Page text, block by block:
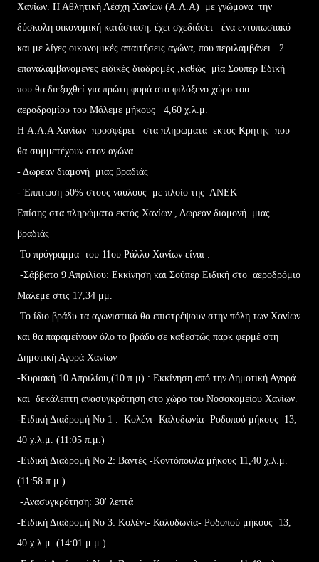
Χανίων. Η Αθλητική Λέσχη Χανίων (Α.Λ.Α) με γνώμονα την
δύσκολη οικονομική κατάσταση, έχει σχεδιάσει ένα εντυπωσιακό
και με λίγες οικονομικές απαιτήσεις αγώνα, που περιλαμβάνει 2
επαναλαμβανόμενες ειδικές διαδρομές ,καθώς μία Σούπερ Εδική
που θα διεξαχθεί για πρώτη φορά στο φιλόξενο χώρο του
αεροδρομίου του Μάλεμε μήκους 4,60 χ.λ.μ.
Η A.Λ.Α Χανίων προσφέρει στα πληρώματα εκτός Κρήτης που
θα συμμετέχουν στον αγώνα.
- Δωρεαν διαμονή μιας βραδιάς
- Έππτωση 50% στους ναύλους με πλοίο της ΑΝΕΚ
Επίσης στα πληρώματα εκτός Χανίων , Δωρεαν διαμονή μιας
βραδιάς
Το πρόγραμμα του 11ου Ράλλυ Χανίων είναι :
-Σάββατο 9 Απριλίου: Εκκίνηση και Σούπερ Ειδική στο αεροδρόμιο
Μάλεμε στις 17,34 μμ.
Το ίδιο βράδυ τα αγωνιστικά θα επιστρέψουν στην πόλη των Χανίων
και θα παραμείνουν όλο το βράδυ σε καθεστώς παρκ φερμέ στη
Δημοτική Αγορά Χανίων
-Κυριακή 10 Απριλίου,(10 π.μ) : Εκκίνηση από την Δημοτική Αγορά
και δεκάλεπτη ανασυγκρότηση στο χώρο του Νοσοκομείου Χανίων.
-Ειδική Διαδρομή Νο 1 : Κολένι- Καλυδωνία- Ροδοπού μήκους 13,
40 χ.λ.μ. (11:05 π.μ.)
-Ειδική Διαδρομή Νο 2: Βαντές -Κοντόπουλα μήκους 11,40 χ.λ.μ.
(11:58 π.μ.)
-Ανασυγκρότηση: 30' λεπτά
-Ειδική Διαδρομή Νο 3: Κολένι- Καλυδωνία- Ροδοπού μήκους 13,
40 χ.λ.μ. (14:01 μ.μ.)